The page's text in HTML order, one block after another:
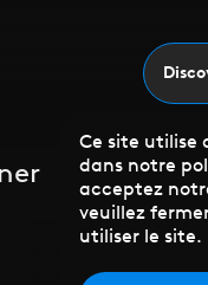
Ce site utilise
dans notre
acceptez
veuillez
utiliser le site.